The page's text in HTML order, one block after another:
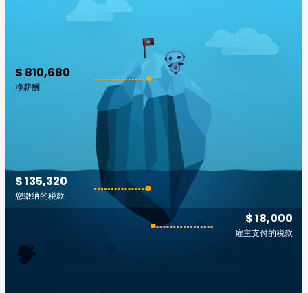
$ 810,680
净薪酬
$ 18,000
雇主支付的税款
$ 135,320
您缴纳的税款